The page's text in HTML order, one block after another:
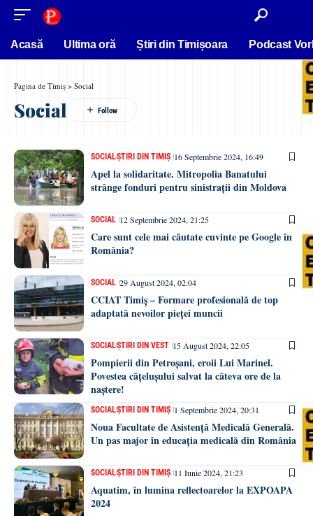
conținut
Acasă Ultima oră Știri din Timișoara Podcast
Pagina de Timiș > Social
Social
SOCIALȘTIRI DIN TIMIȘ 16 Septembrie 2024, 16:49
Apel la solidaritate. Mitropolia Banatului
strânge fonduri pentru sinistrații din Moldova
SOCIAL 12 Septembrie 2024, 21:25
Care sunt cele mai căutate cuvinte pe Google în
România?
SOCIAL 29 August 2024, 02:04
CCIAT Timiș – Formare profesională de top
adaptată nevoilor pieței muncii
SOCIALȘTIRI DIN VEST 15 August 2024, 22:05
Pompierii din Petroșani, eroii Lui Marinel.
Povestea cățelușului salvat la câteva ore de la
naștere!
SOCIALȘTIRI DIN TIMIȘ 1 Septembrie 2024, 20:31
Noua Facultate de Asistență Medicală Generală.
Un pas major în educația medicală din România
SOCIALȘTIRI DIN TIMIȘ 11 Iunie 2024, 21:23
Aquatim, în lumina reflectoarelor la EXPOAPA
2024